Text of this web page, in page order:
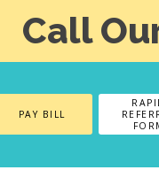
Call
PAY BILL